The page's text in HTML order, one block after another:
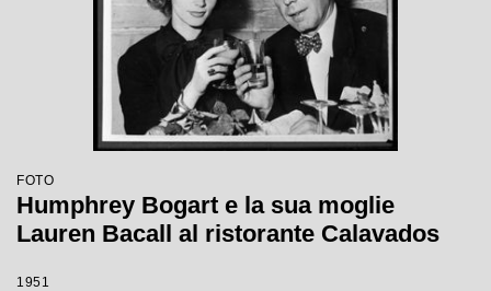
FOTO
Humphrey Bogart e la sua moglie
Lauren Bacall al ristorante Calavados
1951